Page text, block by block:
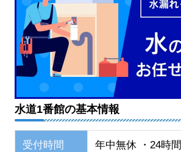
水道1番館の基本情報
受付時間 年中無休 ・24時間